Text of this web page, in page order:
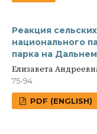
Реакция
национального
парка на
Елизавета
75-94
PDF (ENGLISH)